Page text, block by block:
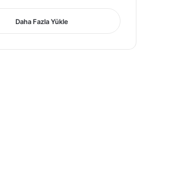
Daha Fazla Yükle